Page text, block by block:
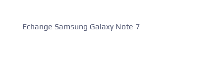
Echange Samsung Galaxy Note 7